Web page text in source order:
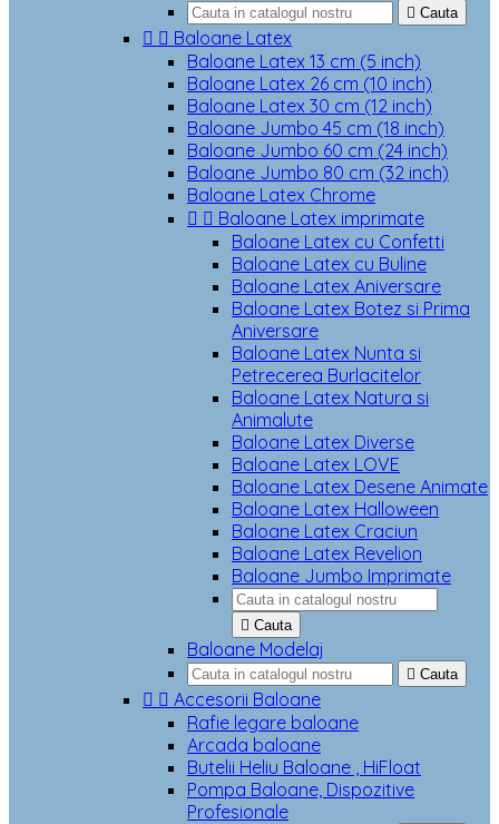
 Cauta
  Baloane Latex
Baloane Latex 13 cm (5 inch)
Baloane Latex 26 cm (10 inch)
Baloane Latex 30 cm (12 inch)
Baloane Jumbo 45 cm (18 inch)
Baloane Jumbo 60 cm (24 inch)
Baloane Jumbo 80 cm (32 inch)
Baloane Latex Chrome
  Baloane Latex imprimate
Baloane Latex cu Confetti
Baloane Latex cu Buline
Baloane Latex Aniversare
Baloane Latex Botez si Prima
Aniversare
Baloane Latex Nunta si
Petrecerea Burlacitelor
Baloane Latex Natura si
Animalute
Baloane Latex Diverse
Baloane Latex LOVE
Baloane Latex Desene Animate
Baloane Latex Halloween
Baloane Latex Craciun
Baloane Latex Revelion
Baloane Jumbo Imprimate
 Cauta
Baloane Modelaj
 Cauta
  Accesorii Baloane
Rafie legare baloane
Arcada baloane
Butelii Heliu Baloane , HiFloat
Pompa Baloane, Dispozitive
Profesionale